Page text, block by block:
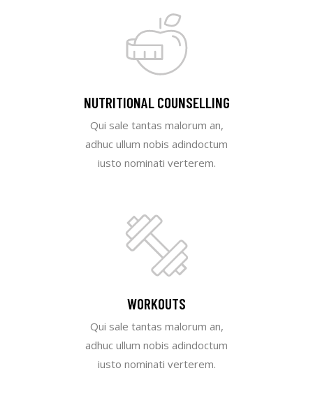
NUTRITIONAL COUNSELLING
Qui sale tantas malorum an,
adhuc ullum nobis adindoctum
iusto nominati verterem.
WORKOUTS
Qui sale tantas malorum an,
adhuc ullum nobis adindoctum
iusto nominati verterem.